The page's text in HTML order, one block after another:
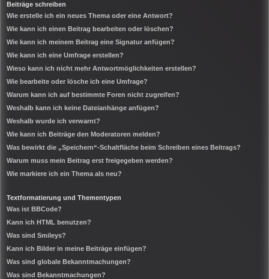
Beiträge schreiben
Wie erstelle ich ein neues Thema oder eine Antwort?
Wie kann ich einen Beitrag bearbeiten oder löschen?
Wie kann ich meinem Beitrag eine Signatur anfügen?
Wie kann ich eine Umfrage erstellen?
Wieso kann ich nicht mehr Antwortmöglichkeiten erstellen?
Wie bearbeite oder lösche ich eine Umfrage?
Warum kann ich auf bestimmte Foren nicht zugreifen?
Weshalb kann ich keine Dateianhänge anfügen?
Weshalb wurde ich verwarnt?
Wie kann ich Beiträge den Moderatoren melden?
Was bewirkt die „Speichern“-Schaltfläche beim Schreiben eines Beitrags?
Warum muss mein Beitrag erst freigegeben werden?
Wie markiere ich ein Thema als neu?
Textformatierung und Thementypen
Was ist BBCode?
Kann ich HTML benutzen?
Was sind Smileys?
Kann ich Bilder in meine Beiträge einfügen?
Was sind globale Bekanntmachungen?
Was sind Bekanntmachungen?